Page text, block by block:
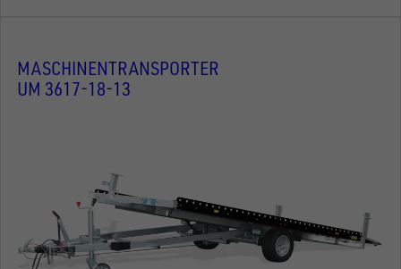
MASCHINENTRANSPORTER
UM 3617-18-13